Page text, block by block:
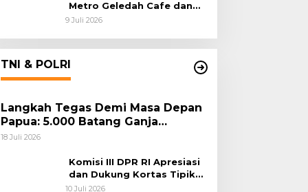
Metro Geledah Cafe dan
Money Changer
9 Juli 2026
TNI & POLRI
Langkah Tegas Demi Masa Depan
Papua: 5.000 Batang Ganja
Berhasil Diungkap Koops TNI
18 Juli 2026
Komisi III DPR RI Apresiasi
dan Dukung Kortas Tipikor
Polri Usut Dugaan Korupsi
10 Juli 2026